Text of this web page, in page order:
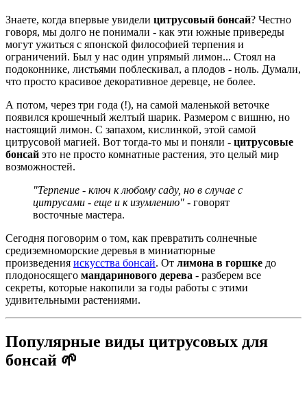
Знаете, когда впервые увидели цитрусовый бонсай? Честно
говоря, мы долго не понимали - как эти южные привереды
могут ужиться с японской философией терпения и
ограничений. Был у нас один упрямый лимон... Стоял на
подоконнике, листьями поблескивал, а плодов - ноль. Думали,
что просто красивое декоративное деревце, не более.
А потом, через три года (!), на самой маленькой веточке
появился крошечный желтый шарик. Размером с вишню, но
настоящий лимон. С запахом, кислинкой, этой самой
цитрусовой магией. Вот тогда-то мы и поняли - цитрусовые
бонсай это не просто комнатные растения, это целый мир
возможностей.
"Терпение - ключ к любому саду, но в случае с
цитрусами - еще и к изумлению" - говорят
восточные мастера.
Сегодня поговорим о том, как превратить солнечные
средиземноморские деревья в миниатюрные
произведения искусства бонсай. От лимона в горшке до
плодоносящего мандаринового дерева - разберем все
секреты, которые накопили за годы работы с этими
удивительными растениями.
Популярные виды цитрусовых для
бонсай 🌱